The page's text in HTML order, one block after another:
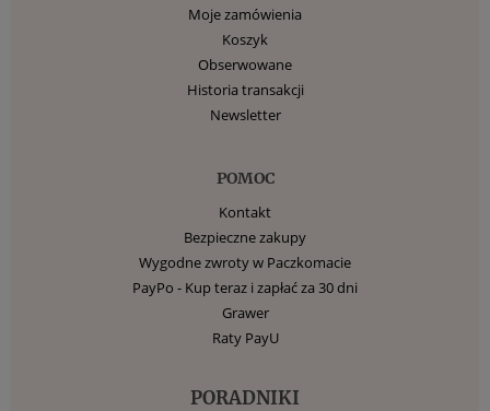
Moje zamówienia
Koszyk
Obserwowane
Historia transakcji
Newsletter
POMOC
Kontakt
Bezpieczne zakupy
Wygodne zwroty w Paczkomacie
PayPo - Kup teraz i zapłać za 30 dni
Grawer
Raty PayU
PORADNIKI